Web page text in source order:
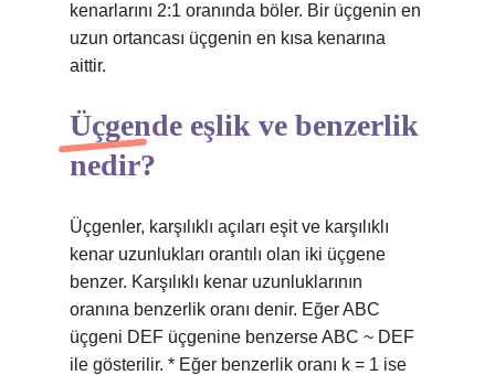
kenarlarını 2:1 oranında böler. Bir üçgenin en
uzun ortancası üçgenin en kısa kenarına
aittir.
Üçgende eşlik ve benzerlik
nedir?
Üçgenler, karşılıklı açıları eşit ve karşılıklı
kenar uzunlukları orantılı olan iki üçgene
benzer. Karşılıklı kenar uzunluklarının
oranına benzerlik oranı denir. Eğer ABC
üçgeni DEF üçgenine benzerse ABC ~ DEF
ile gösterilir. * Eğer benzerlik oranı k = 1 ise